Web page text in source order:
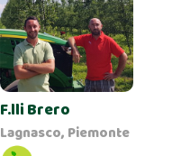
F.lli Brero
Lagnasco, Piemonte